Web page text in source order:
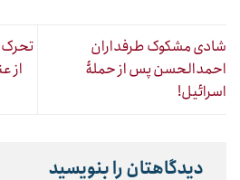
شادی مشکوک طرفداران
احمدالحسن پس از حملۀ
اسرائیل!
تحرک
از
دیدگاهتان را بنویسید